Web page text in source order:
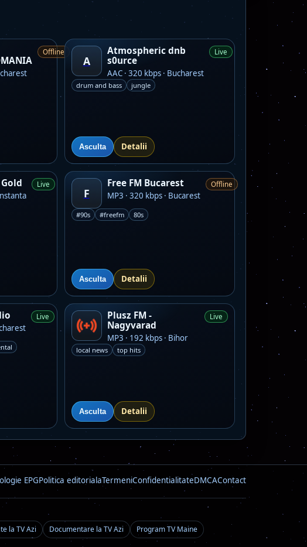
Offline
A
Atmospheric dnb
s0urce
AAC · 320 kbps · Bucharest
Live
drum and bass jungle
Asculta Detalii
Live
F
Free FM Bucarest
MP3 · 320 kbps · Bucarest
Offline
#90s #freefm 80s
Asculta Detalii
Live
Plusz FM -
Nagyvarad
MP3 · 192 kbps · Bihor
Live
local news top hits
Asculta Detalii
EPGPolitica editorialaTermeniConfidentialitateDMCAContact
la TV Azi Documentare la TV Azi
Program TV Maine